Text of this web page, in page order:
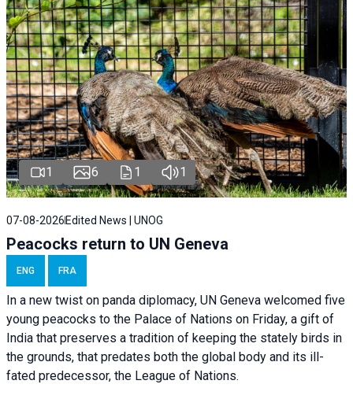
1 6 1 1
07-08-2026 Edited News | UNOG
Peacocks return to UN Geneva
ENG FRA
In a new twist on panda diplomacy, UN Geneva welcomed five
young peacocks to the Palace of Nations on Friday, a gift of
India that preserves a tradition of keeping the stately birds in
the grounds, that predates both the global body and its ill-
fated predecessor, the League of Nations.